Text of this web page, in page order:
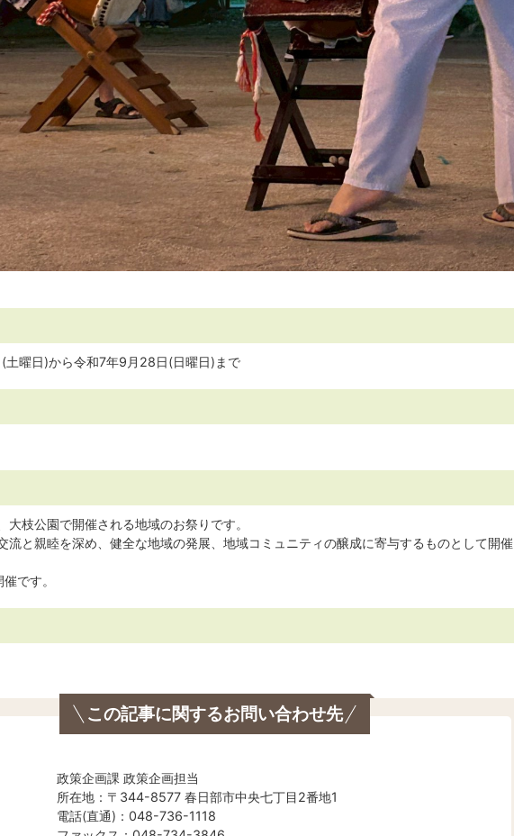
土曜日)から令和7年9月28日(日曜日)まで
大枝公園で開催される地域のお祭りです。
流と親睦を深め、健全な地域の発展、地域コミュニティの醸成に寄与するものとして開催
です。
この記事に関するお問い合わせ先
政策企画課 政策企画担当
所在地：〒344-8577 春日部市中央七丁目2番地1
電話(直通)：048-736-1118